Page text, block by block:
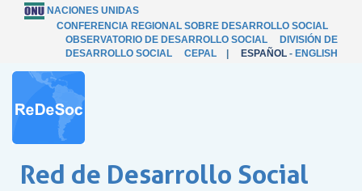
NACIONES UNIDAS
CONFERENCIA REGIONAL SOBRE DESARROLLO SOCIAL
OBSERVATORIO DE DESARROLLO SOCIAL
DIVISIÓN DE
DESARROLLO SOCIAL
CEPAL ESPAÑOL - ENGLISH
Red de Desarrollo Social